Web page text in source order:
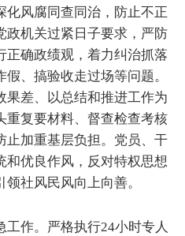
化风腐同查同治，防止不正
政机关过紧日子要求，严防
正确政绩观，着力纠治抓落
、搞验收走过场等问题。
果差、以总结和推进工作为
重复要材料、督查检查考核
止加重基层负担。党员、干
和优良作风，反对特权思想
社风民风向上向善。
作。严格执行24小时专人